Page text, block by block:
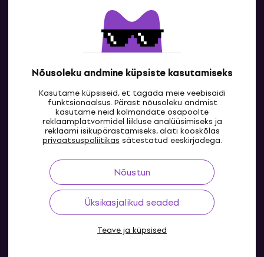
Nõusoleku andmine küpsiste kasutamiseks
Kasutame küpsiseid, et tagada meie veebisaidi
funktsionaalsus. Pärast nõusoleku andmist
kasutame neid kolmandate osapoolte
reklaamplatvormidel liikluse analüüsimiseks ja
reklaami isikupärastamiseks, alati kooskõlas
privaatsuspoliitikas sätestatud eeskirjadega.
Nõustun
Üksikasjalikud seaded
Teave ja küpsised
Kontaktandmed
EE